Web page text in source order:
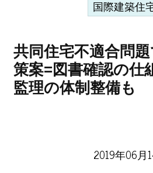
国際建築住
共同住宅不適合問
策案=図書確認の仕
監理の体制整備も
2019年06月